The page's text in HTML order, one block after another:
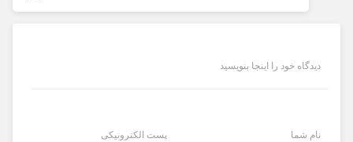
دیدگاه خود را اینجا بنویسید
نام شما پست الکترونیکی